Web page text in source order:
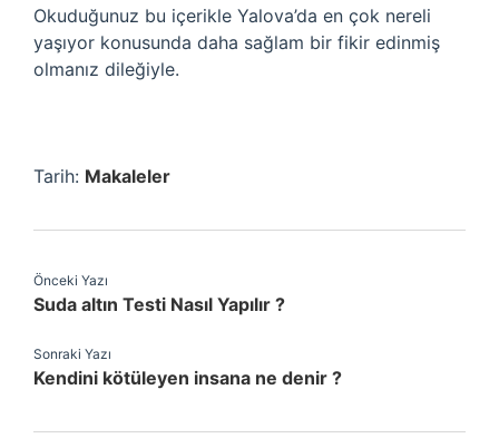
Okuduğunuz bu içerikle Yalova’da en çok nereli
yaşıyor konusunda daha sağlam bir fikir edinmiş
olmanız dileğiyle.
Tarih: Makaleler
Önceki Yazı
Suda altın Testi Nasıl Yapılır ?
Sonraki Yazı
Kendini kötüleyen insana ne denir ?